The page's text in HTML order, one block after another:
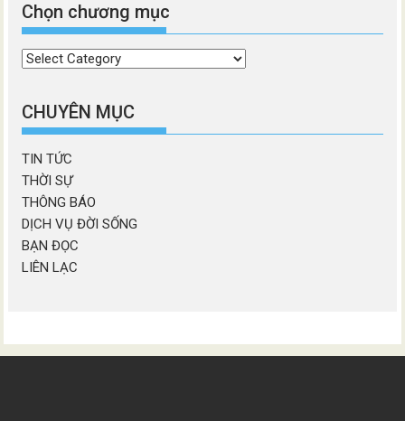
Chọn chương mục
Chọn
mục
CHUYÊN MỤC
TIN TỨC
THỜI SỰ
THÔNG BÁO
DỊCH VỤ ĐỜI SỐNG
BẠN ĐỌC
LIÊN LẠC